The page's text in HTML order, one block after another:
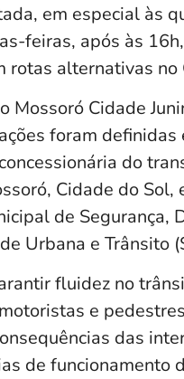
em especial às
feiras, após às
rotas alternativas no
Mossoró Cidade
foram definidas
do
Cidade do Sol,
de Segurança,
Urbana e Trânsito
fluidez no
e
das
de funcionamento